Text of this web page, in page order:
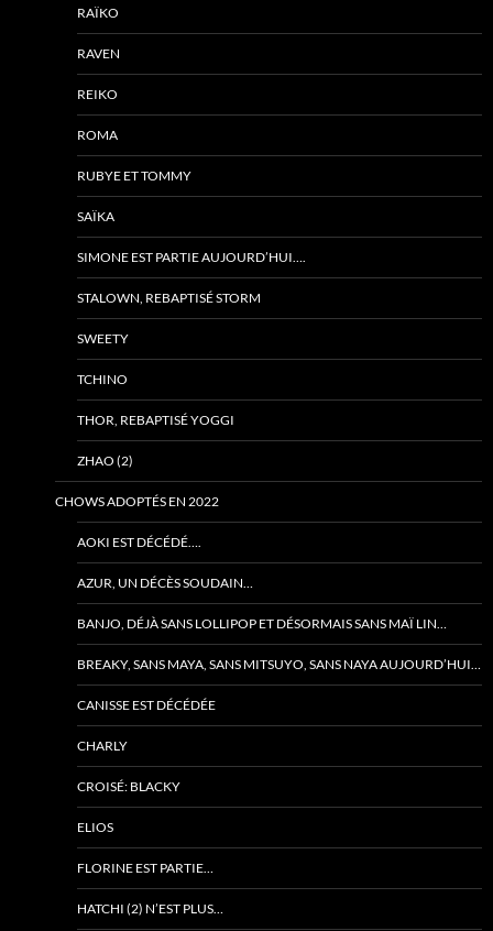
RAÏKO
RAVEN
REIKO
ROMA
RUBYE ET TOMMY
SAÏKA
SIMONE EST PARTIE AUJOURD’HUI….
STALOWN, REBAPTISÉ STORM
SWEETY
TCHINO
THOR, REBAPTISÉ YOGGI
ZHAO (2)
CHOWS ADOPTÉS EN 2022
AOKI EST DÉCÉDÉ….
AZUR, UN DÉCÈS SOUDAIN…
BANJO, DÉJÀ SANS LOLLIPOP ET DÉSORMAIS SANS MAÏ LIN…
BREAKY, SANS MAYA, SANS MITSUYO, SANS NAYA AUJOURD’HUI…
CANISSE EST DÉCÉDÉE
CHARLY
CROISÉ: BLACKY
ELIOS
FLORINE EST PARTIE…
HATCHI (2) N’EST PLUS…